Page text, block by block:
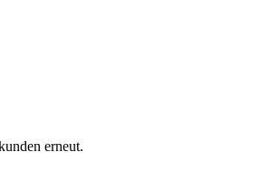
erneut.